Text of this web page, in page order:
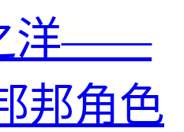
洋——
邦角色